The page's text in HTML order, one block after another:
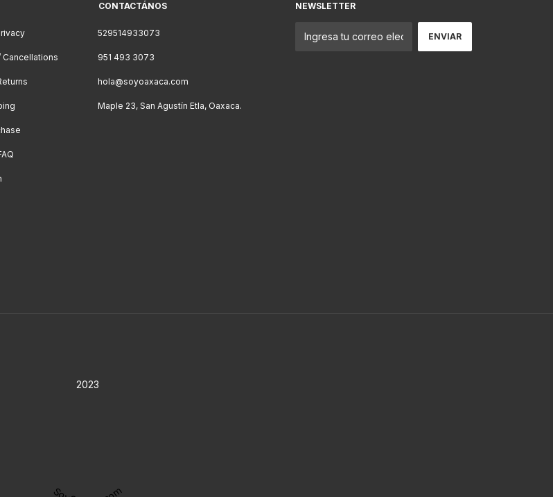
CONTACTÁNOS
529514933073
951 493 3073
hola@soyoaxaca.com
Maple 23, San Agustín Etla, Oaxaca.
NEWSLETTER
2023